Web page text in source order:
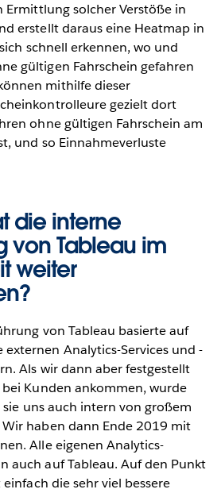
Ermittlung solcher Verstöße in
erstellt daraus eine Heatmap in
schnell erkennen, wo und
gültigen Fahrschein gefahren
mithilfe dieser
gezielt dort
ohne gültigen Fahrschein am
und so Einnahmeverluste
die interne
von Tableau im
weiter
von Tableau basierte auf
externen Analytics-Services und -
Als wir dann aber festgestellt
Kunden ankommen, wurde
sie uns auch intern von großem
haben dann Ende 2019 mit
Alle eigenen Analytics-
auch auf Tableau. Auf den Punkt
die sehr viel bessere